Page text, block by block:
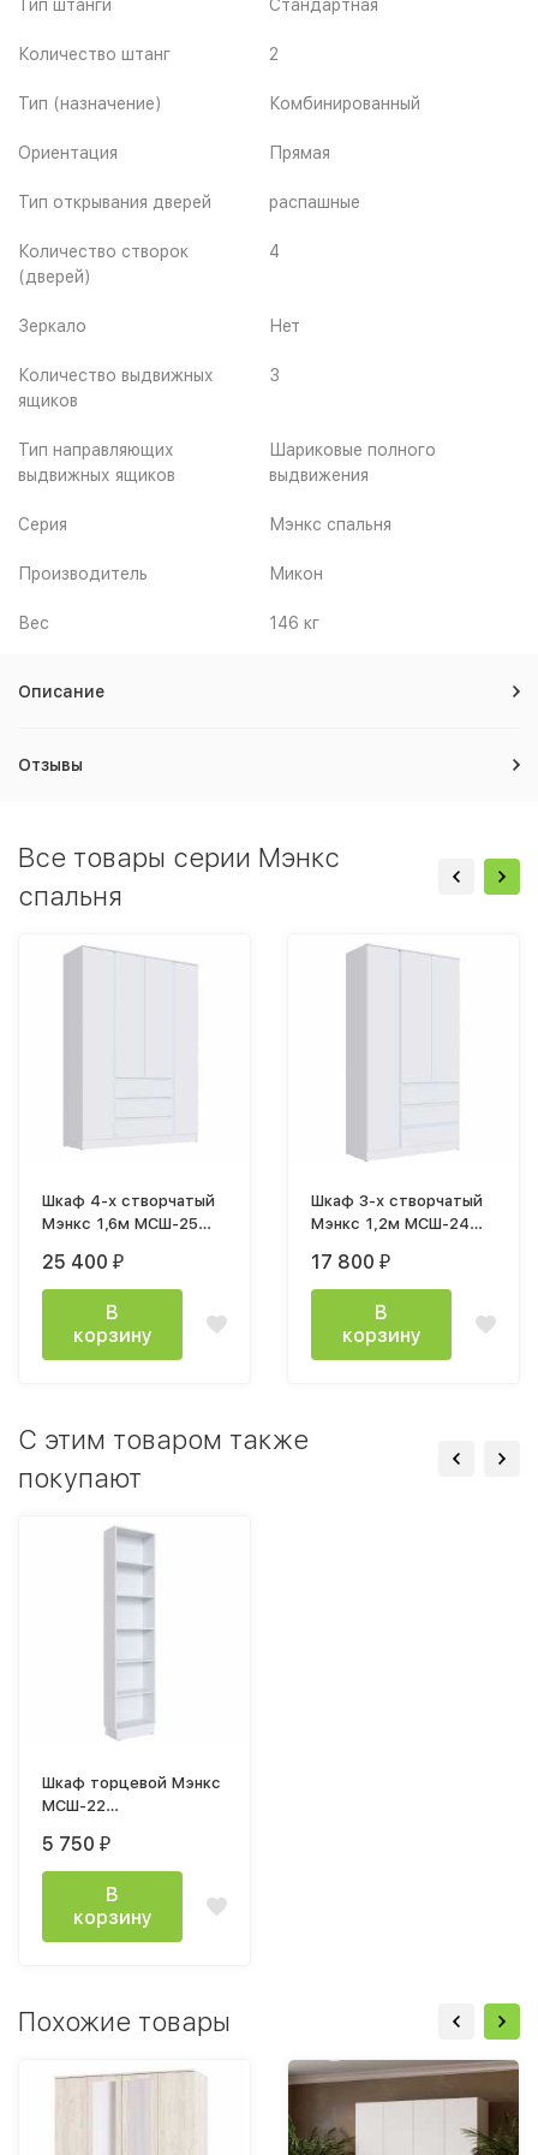
Тип штанги Стандартная
Количество штанг 2
Тип (назначение) Комбинированный
Ориентация Прямая
Тип открывания дверей распашные
Количество створок
(дверей)
4
Зеркало Нет
Количество выдвижных
ящиков
3
Тип направляющих
выдвижных ящиков
Шариковые полного
выдвижения
Серия Мэнкс спальня
Производитель Микон
Вес 146 кг
Описание
Отзывы
Все товары серии Мэнкс
спальня
Шкаф 4-х створчатый
Мэнкс 1,6м МСШ-25
25 400 ₽
В
корзину
Шкаф 3-х створчатый
Мэнкс 1,2м МСШ-24
17 800 ₽
В
корзину
C этим товаром также
покупают
Шкаф торцевой Мэнкс
МСШ-22
белый
5 750 ₽
В
корзину
Похожие товары